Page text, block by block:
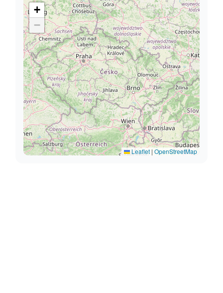
+
−
Leaflet | OpenStreetMap